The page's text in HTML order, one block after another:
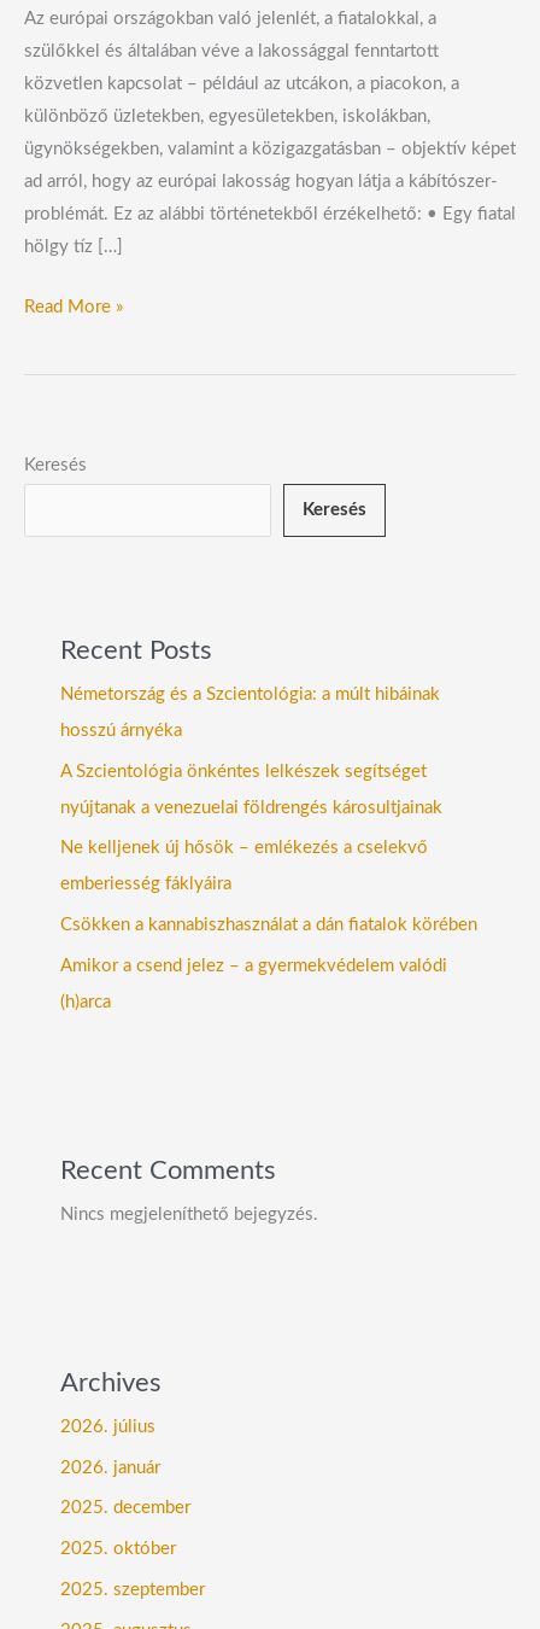
Az európai országokban való jelenlét, a fiatalokkal, a
szülőkkel és általában véve a lakossággal fenntartott
közvetlen kapcsolat – például az utcákon, a piacokon, a
különböző üzletekben, egyesületekben, iskolákban,
ügynökségekben, valamint a közigazgatásban – objektív képet
ad arról, hogy az európai lakosság hogyan látja a kábítószer-
problémát. Ez az alábbi történetekből érzékelhető: • Egy fiatal
hölgy tíz […]
Read More »
Keresés
Keresés
Recent Posts
Németország és a Szcientológia: a múlt hibáinak
hosszú árnyéka
A Szcientológia önkéntes lelkészek segítséget
nyújtanak a venezuelai földrengés károsultjainak
Ne kelljenek új hősök – emlékezés a cselekvő
emberiesség fáklyáira
Csökken a kannabiszhasználat a dán fiatalok körében
Amikor a csend jelez – a gyermekvédelem valódi
(h)arca
Recent Comments
Nincs megjeleníthető bejegyzés.
Archives
2026. július
2026. január
2025. december
2025. október
2025. szeptember